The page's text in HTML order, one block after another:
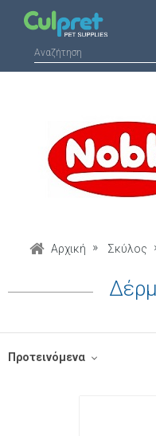
Αρχική Σκύλος
Προτεινόμενα